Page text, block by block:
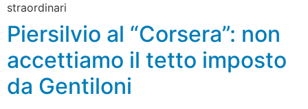
straordinari
Piersilvio al “Corsera”: non
accettiamo il tetto imposto
da Gentiloni